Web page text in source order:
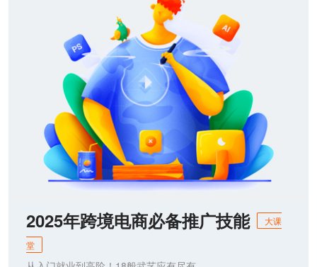
2025年跨境电商必备推广技能
大课
堂